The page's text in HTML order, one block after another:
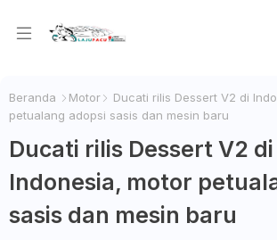
Beranda Motor
Ducati rilis Dessert V2 di
petualang adopsi sasis dan mesin baru
Ducati rilis Dessert V2 di
Indonesia, motor
sasis dan mesin baru